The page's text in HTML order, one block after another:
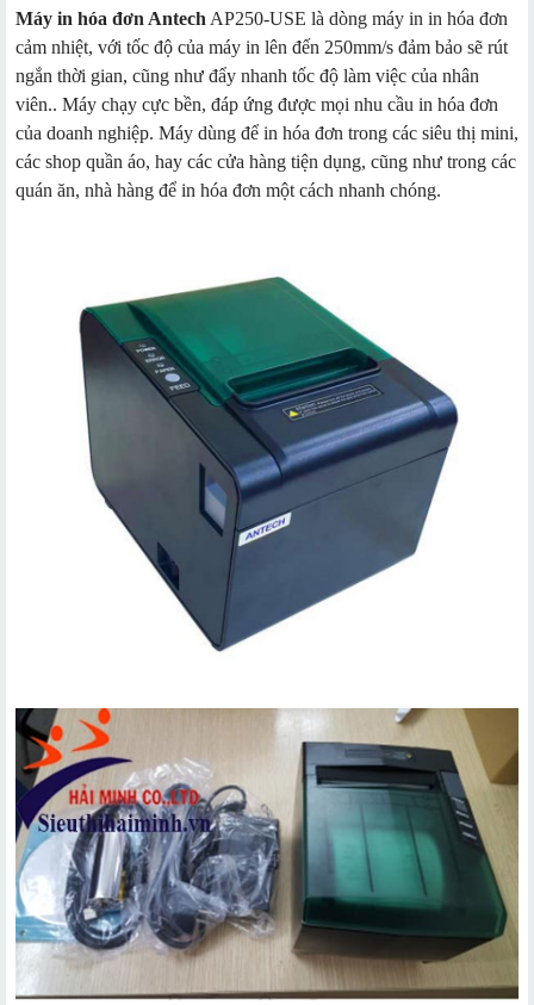
Máy in hóa đơn Antech AP250-USE là dòng máy in in hóa đơn
cảm nhiệt, với tốc độ của máy in lên đến 250mm/s đảm bảo sẽ rút
ngắn thời gian, cũng như đẩy nhanh tốc độ làm việc của nhân
viên.. Máy chạy cực bền, đáp ứng được mọi nhu cầu in hóa đơn
của doanh nghiệp. Máy dùng để in hóa đơn trong các siêu thị mini,
các shop quần áo, hay các cửa hàng tiện dụng, cũng như trong các
quán ăn, nhà hàng để in hóa đơn một cách nhanh chóng.